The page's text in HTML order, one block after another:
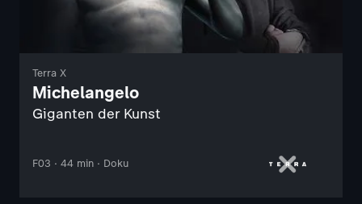
Terra X
Michelangelo
Giganten der Kunst
F03 · 44 min · Doku